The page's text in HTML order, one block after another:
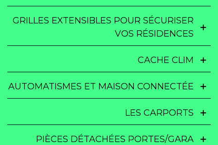
GRILLES EXTENSIBLES POUR SÉCURISER
VOS RÉSIDENCES
CACHE CLIM
AUTOMATISMES ET MAISON CONNECTÉE
LES CARPORTS
PIÈCES DÉTACHÉES PORTES/GARA